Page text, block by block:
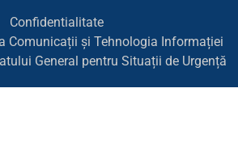
Confidentialitate
Comunicații și Tehnologia Informației
General pentru Situații de Urgență